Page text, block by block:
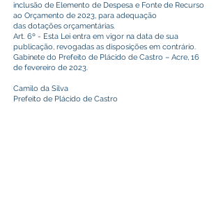
inclusão de Elemento de Despesa e Fonte de Recurso
ao Orçamento de 2023, para adequação
das dotações orçamentárias.
Art. 6º - Esta Lei entra em vigor na data de sua
publicação, revogadas as disposições em contrário.
Gabinete do Prefeito de Plácido de Castro – Acre, 16
de fevereiro de 2023.
Camilo da Silva
Prefeito de Plácido de Castro